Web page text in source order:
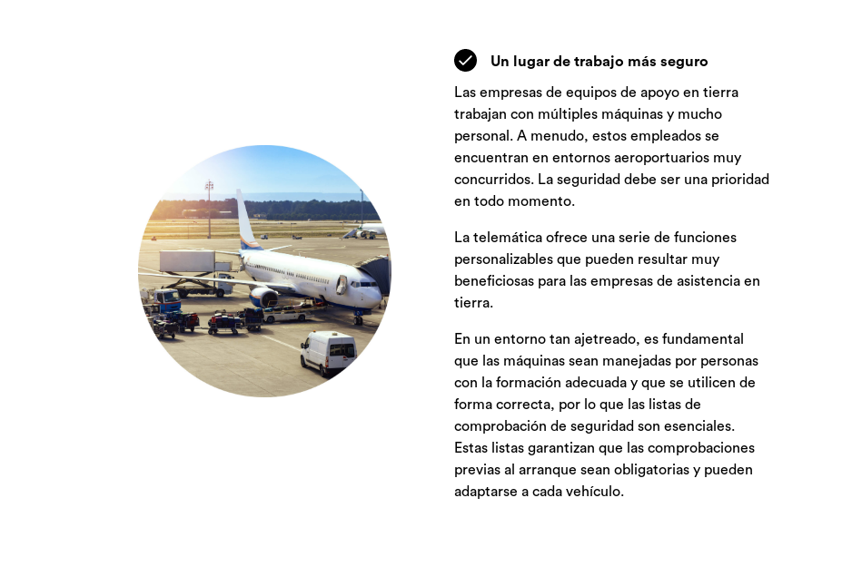
Un lugar de trabajo más seguro
Las empresas de equipos de apoyo en tierra
trabajan con múltiples máquinas y mucho
personal. A menudo, estos empleados se
encuentran en entornos aeroportuarios muy
concurridos. La seguridad debe ser una prioridad
en todo momento.
La telemática ofrece una serie de funciones
personalizables que pueden resultar muy
beneficiosas para las empresas de asistencia en
tierra.
En un entorno tan ajetreado, es fundamental
que las máquinas sean manejadas por personas
con la formación adecuada y que se utilicen de
forma correcta, por lo que las listas de
comprobación de seguridad son esenciales.
Estas listas garantizan que las comprobaciones
previas al arranque sean obligatorias y pueden
adaptarse a cada vehículo.